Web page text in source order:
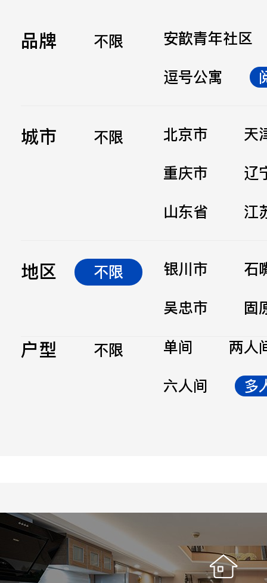
品牌 不限
安歆青年社区
逗号公寓
城市 不限 北京市
天
重庆市
辽
山东省
江
地区 不限 银川市
石
吴忠市
固
户型 不限 单间
两人
六人间
多
立即提交